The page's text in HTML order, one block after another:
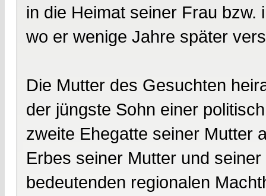
in die Heimat seiner Frau
wo er wenige Jahre später
Die Mutter des Gesuchten
der jüngste Sohn einer
zweite Ehegatte seiner Mutter
Erbes seiner Mutter und
bedeutenden regionalen